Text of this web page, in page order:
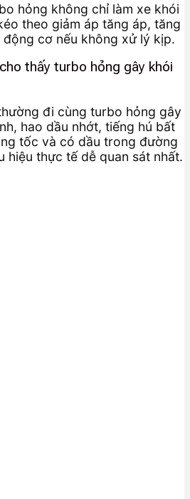
hỏng không chỉ làm xe khói
theo giảm áp tăng áp, tăng
cơ nếu không xử lý kịp.
thấy turbo hỏng gây khói
đi cùng turbo hỏng gây
hao dầu nhớt, tiếng hú bất
tốc và có dầu trong đường
hiệu thực tế dễ quan sát nhất.